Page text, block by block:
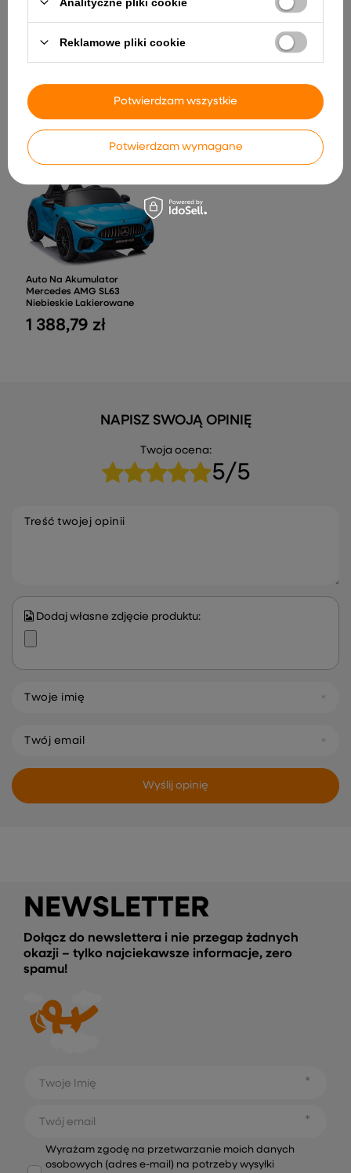
Auto Na Akumulator Ford
Mustang Mach-E Czerwone
24V
786,50 zł
Nurkowania Pełnotwarzowa
AntiFog DryTop Czarna L/XL
105,10 zł
Auto Na Akumulator
Mercedes AMG SL63
Niebieskie Lakierowane
1 388,79 zł
NAPISZ SWOJĄ OPINIĘ
Twoja ocena:
5/5
Treść twojej opinii
Dodaj własne zdjęcie produktu:
Twoje imię
Twój email
Wyślij opinię
NEWSLETTER
Dołącz do newslettera i nie przegap żadnych
okazji – tylko najciekawsze informacje, zero
spamu!
Twoje Imię
Twój email
Wyrażam zgodę na przetwarzanie moich danych
osobowych (adres e-mail) na potrzeby wysyłki
Reklamowe pliki cookie
Potwierdzam wymagane
Potwierdzam wszystkie